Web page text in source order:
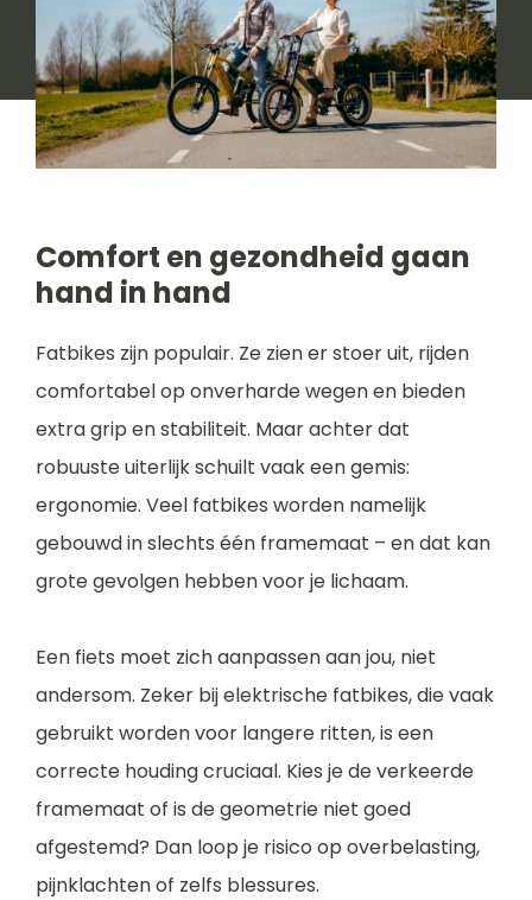
Comfort en gezondheid gaan
hand in hand
Fatbikes zijn populair. Ze zien er stoer uit, rijden
comfortabel op onverharde wegen en bieden
extra grip en stabiliteit. Maar achter dat
robuuste uiterlijk schuilt vaak een gemis:
ergonomie. Veel fatbikes worden namelijk
gebouwd in slechts één framemaat – en dat kan
grote gevolgen hebben voor je lichaam.
Een fiets moet zich aanpassen aan jou, niet
andersom. Zeker bij elektrische fatbikes, die vaak
gebruikt worden voor langere ritten, is een
correcte houding cruciaal. Kies je de verkeerde
framemaat of is de geometrie niet goed
afgestemd? Dan loop je risico op overbelasting,
pijnklachten of zelfs blessures.